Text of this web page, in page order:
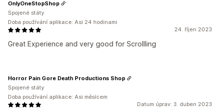
24. říjen 2023
Great Experience and very good for Scrollling
OnlyOneStopShop
Spojené státy
Doba používání aplikace: Asi 24 hodinami
Datum úprav: 3. duben 2023
Horror Pain Gore Death Productions Shop
Spojené státy
Doba používání aplikace: Asi měsícem